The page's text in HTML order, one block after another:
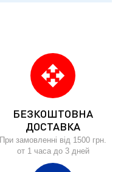
open_with
БЕЗКОШТОВНА
ДОСТАВКА
При замовленні від 1500 грн.
от 1 часа до 3 дней